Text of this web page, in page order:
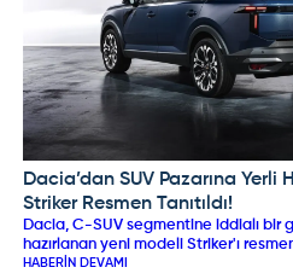
DACIA
Dacia’dan SUV Pazarına Yerli
Striker Resmen Tanıtıldı!
Dacia, C-SUV segmentine iddialı bir
hazırlanan yeni modeli Striker'ı
üretilmesi planlanan ve hibrit motor
HABERIN DEVAMI